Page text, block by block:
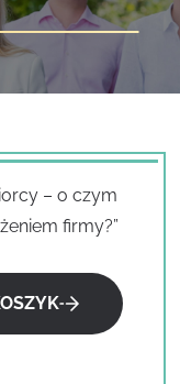
– o czym
firmy?”